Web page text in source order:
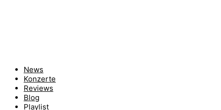
News
Konzerte
Reviews
Blog
Playlist